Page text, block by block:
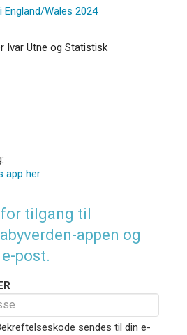
England/Wales 2024
Ivar Utne og Statistisk
app her
tilgang til
appen og
post.
sendes til din e-